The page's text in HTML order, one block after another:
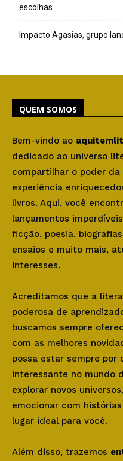
escolhas
Impacto Agasias, grupo
QUEM SOMOS
Bem-vindo ao
dedicado ao universo
compartilhar o poder
experiência
livros. Aqui, você
lançamentos
ficção, poesia,
ensaios e muito mais,
interesses.
Acreditamos que a
poderosa de
buscamos sempre
com as melhores
possa estar sempre por
interessante no mundo
explorar novos
emocionar com
lugar ideal para você.
Além disso, trazemos